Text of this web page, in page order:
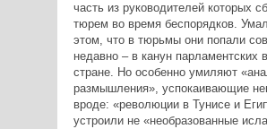
часть из руководителей которых
тюрем во время беспорядков.
этом, что в тюрьмы они попали
недавно – в канун парламентских
стране. Но особенно умиляют
размышления», успокаивающие
вроде: «революции в Тунисе и
устроили не «необразованные